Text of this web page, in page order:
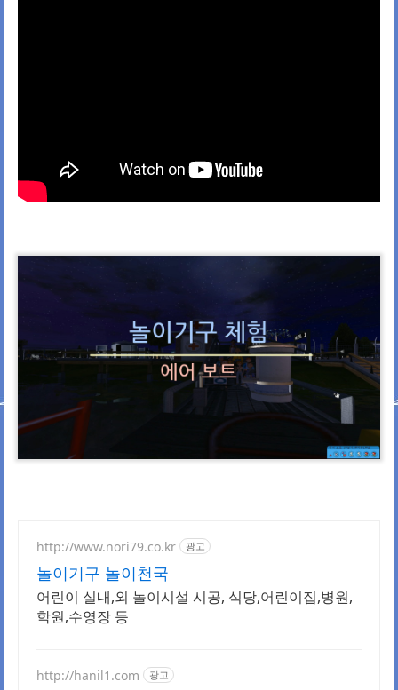
http://www.nori79.co.kr 광고
놀이기구 놀이천국
어린이 실내,외 놀이시설 시공, 식당,어린이집,병원,
학원,수영장 등
http://hanil1.com 광고